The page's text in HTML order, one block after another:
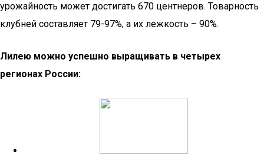
урожайность может достигать 670 центнеров. Товарность
клубней составляет 79-97%, а их лежкость – 90%.
Лилею можно успешно выращивать в четырех
регионах России: